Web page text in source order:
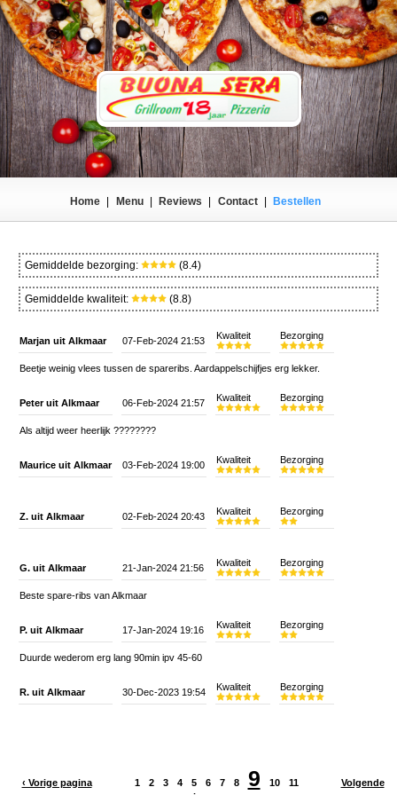
Home Menu Reviews Contact Bestellen
Gemiddelde bezorging: (8.4)
Gemiddelde kwaliteit: (8.8)
Marjan uit Alkmaar 07-Feb-2024 21:53 Kwaliteit Bezorging
Beetje weinig vlees tussen de spareribs. Aardappelschijfjes erg lekker.
Peter uit Alkmaar 06-Feb-2024 21:57 Kwaliteit Bezorging
Als altijd weer heerlijk ????????
Maurice uit Alkmaar 03-Feb-2024 19:00 Kwaliteit Bezorging
Z. uit Alkmaar 02-Feb-2024 20:43 Kwaliteit Bezorging
G. uit Alkmaar 21-Jan-2024 21:56 Kwaliteit Bezorging
Beste spare-ribs van Alkmaar
P. uit Alkmaar 17-Jan-2024 19:16 Kwaliteit Bezorging
Duurde wederom erg lang 90min ipv 45-60
R. uit Alkmaar 30-Dec-2023 19:54 Kwaliteit Bezorging
‹ Vorige pagina 1 2 3 4 5 6 7 8 9 10 11
Volgende